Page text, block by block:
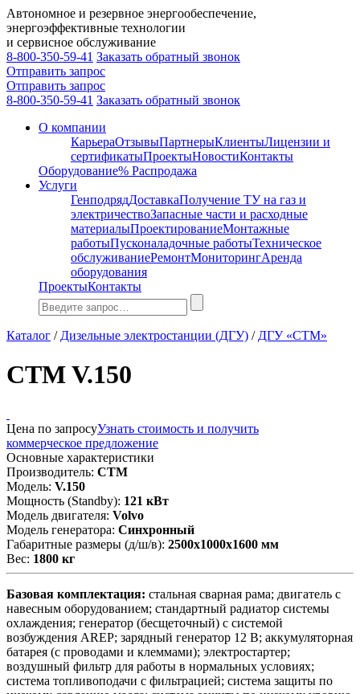
Автономное и резервное энергообеспечение,
энергоэффективные технологии
и сервисное обслуживание
8-800-350-59-41 Заказать обратный звонок
Отправить запрос
Отправить запрос
8-800-350-59-41 Заказать обратный звонок
О компании
КарьераОтзывыПартнерыКлиентыЛицензии и
сертификатыПроектыНовостиКонтакты
Оборудование% Распродажа
Услуги
ГенподрядДоставкаПолучение ТУ на газ и
электричествоЗапасные части и расходные
материалыПроектированиеМонтажные
работыПусконаладочные работыТехническое
обслуживаниеРемонтМониторингАренда
оборудования
ПроектыКонтакты
Каталог / Дизельные электростанции (ДГУ) / ДГУ «CTM»
CTM V.150
Цена по запросуУзнать стоимость и получить
коммерческое предложение
Основные характеристики
Производитель: CTM
Модель: V.150
Мощность (Standby): 121 кВт
Модель двигателя: Volvo
Модель генератора: Синхронный
Габаритные размеры (д/ш/в): 2500x1000x1600 мм
Вес: 1800 кг
Базовая комплектация: стальная сварная рама; двигатель с
навесным оборудованием; стандартный радиатор системы
охлаждения; генератор (бесщеточный) с системой
возбуждения AREP; зарядный генератор 12 В; аккумуляторная
батарея (с проводами и клеммами); электростартер;
воздушный фильтр для работы в нормальных условиях;
система топливоподачи с фильтрацией; система защиты по